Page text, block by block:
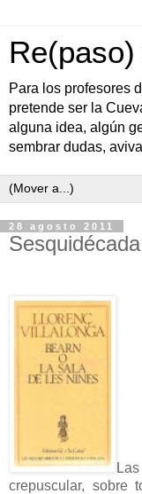
Para los profesores
pretende ser la
alguna idea, algún
sembrar dudas,
28 agosto 2011
crepuscular, sobre